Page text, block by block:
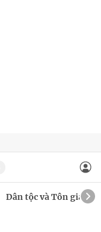
Dân tộc và Tôn giáo